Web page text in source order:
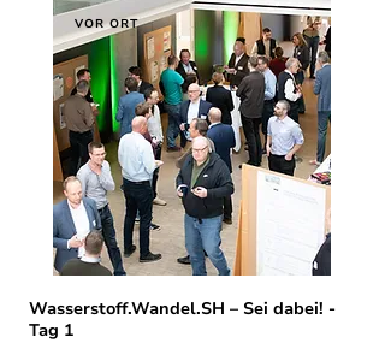
VOR ORT
Wasserstoff.Wandel.SH – Sei dabei! -
Tag 1